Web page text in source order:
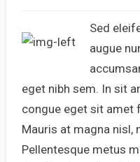
Sed
augue
eget nibh sem. In sit
congue eget sit amet
Mauris at magna nisl,
Pellentesque metus